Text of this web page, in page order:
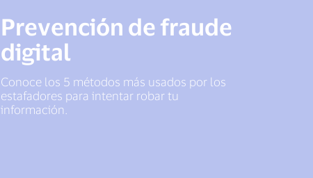
Prevención de fraude
digital
Conoce los 5 métodos más usados por los
estafadores para intentar robar tu
información.